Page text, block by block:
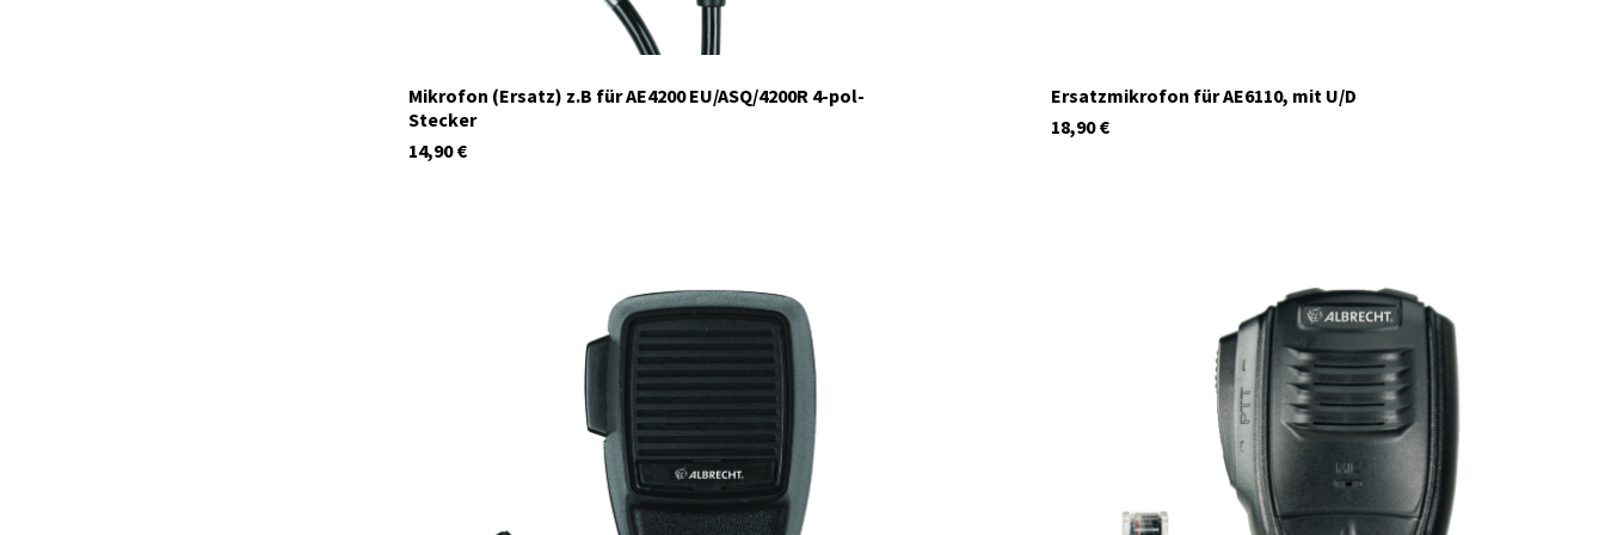
Mikrofon (Ersatz) z.B für AE4200 EU/ASQ/4200R 4-pol-
Stecker
€
14,90
Auf Lager
Ersatzmikrofon für AE6110, mit U/D
€
18,90